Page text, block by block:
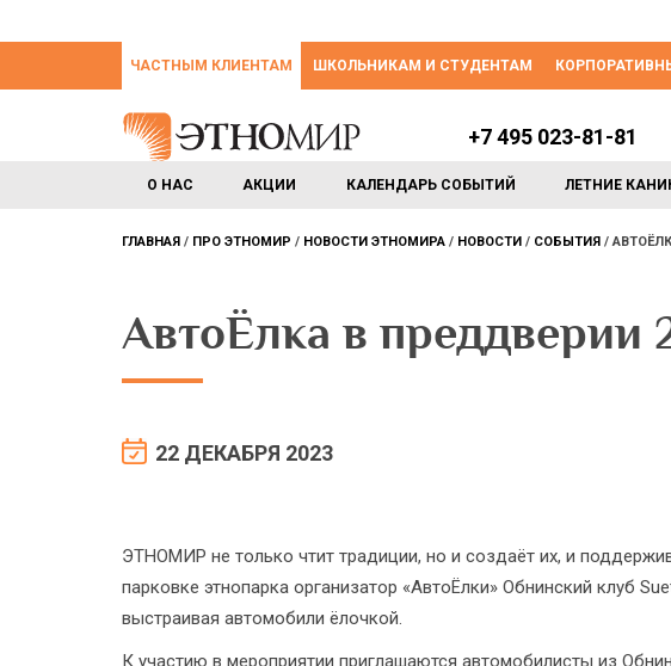
ЧАСТНЫМ КЛИЕНТАМ ШКОЛЬНИКАМ И СТУДЕНТАМ
О НАС АКЦИИ КАЛЕНДАРЬ СОБЫТИЙ ЛЕТНИЕ
+7 495 023-81-81
ГЛАВНАЯ ПРО ЭТНОМИР НОВОСТИ ЭТНОМИРА НОВОСТИ СОБЫТИЯ
АвтоЁлка в преддверии
22 ДЕКАБРЯ 2023
ЭТНОМИР не только чтит традиции, но и создаёт их, и
парковке этнопарка организатор «АвтоЁлки» Обнинский клуб
выстраивая автомобили ёлочкой.
К участию в мероприятии приглашаются автомобилисты из